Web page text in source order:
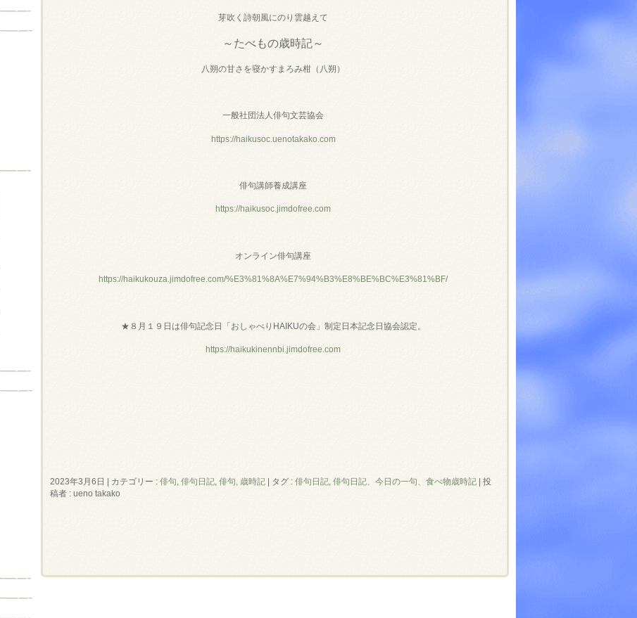
芽吹く詩朝風にのり雲越えて
～たべもの歳時記～
八朔の甘さを寝かすまろみ柑（八朔）
一般社団法人俳句文芸協会
https://haikusoc.uenotakako.com
俳句講師養成講座
https://haikusoc.jimdofree.com
オンライン俳句講座
https://haikukouza.jimdofree.com/%E3%81%8A%E7%94%B3%E8%BE%BC%E3%81%BF/
★８月１９日は俳句記念日「おしゃべり HAIKUの会」制定日本記念日協会認定。
https://haikukinennbi.jimdofree.com
2023年3月6日 カテゴリー : 俳句 俳句日記 俳句, 歳時記 タグ : 俳句日記 俳句日記、今日の一句、食べ物歳時記
投
稿者 : ueno takako